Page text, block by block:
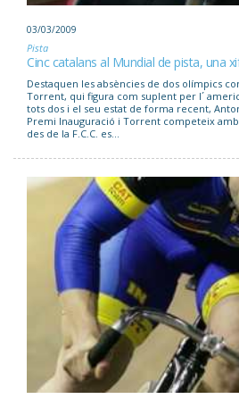
03/03/2009
Pista
Cinc catalans al Mundial de pista, una
Destaquen les absències de dos olímpics
Torrent, qui figura com suplent per l´
tots dos i el seu estat de forma recent,
Premi Inauguració i Torrent competeix
des de la F.C.C. es...